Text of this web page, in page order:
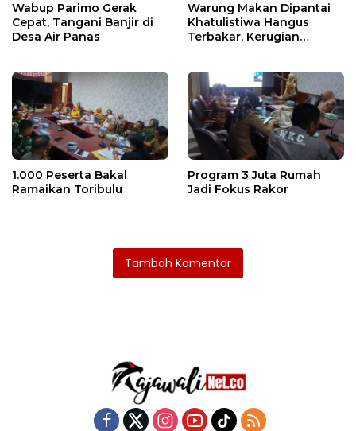
Wabup Parimo Gerak
Cepat, Tangani Banjir di
Desa Air Panas
Warung Makan Dipantai
Khatulistiwa Hangus
Terbakar, Kerugian
1.000 Peserta Bakal
Ramaikan Toribulu
Program 3 Juta Rumah
Jadi Fokus Rakor
Tambah Komentar